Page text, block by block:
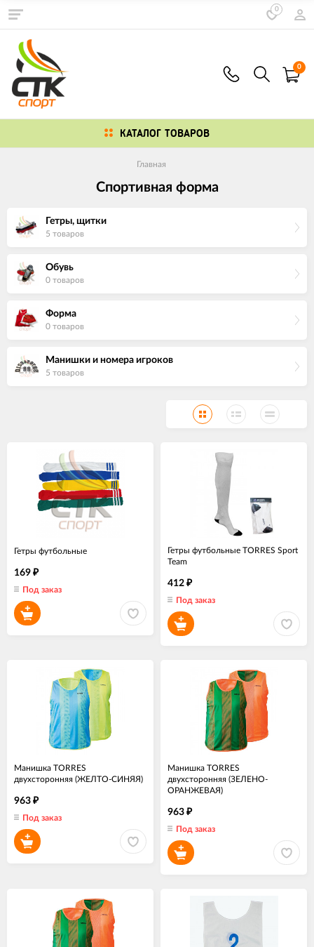
0
0
КАТАЛОГ ТОВАРОВ
Главная
Спортивная форма
Гетры, щитки
5 товаров
Обувь
0 товаров
Форма
0 товаров
Манишки и номера игроков
5 товаров
Гетры футбольные
169 ₽
Под заказ
Гетры футбольные TORRES Sport
Team
412 ₽
Под заказ
Манишка TORRES
двухсторонняя (ЖЕЛТО-СИНЯЯ)
963 ₽
Под заказ
Манишка TORRES
двухсторонняя (ЗЕЛЕНО-
ОРАНЖЕВАЯ)
963 ₽
Под заказ